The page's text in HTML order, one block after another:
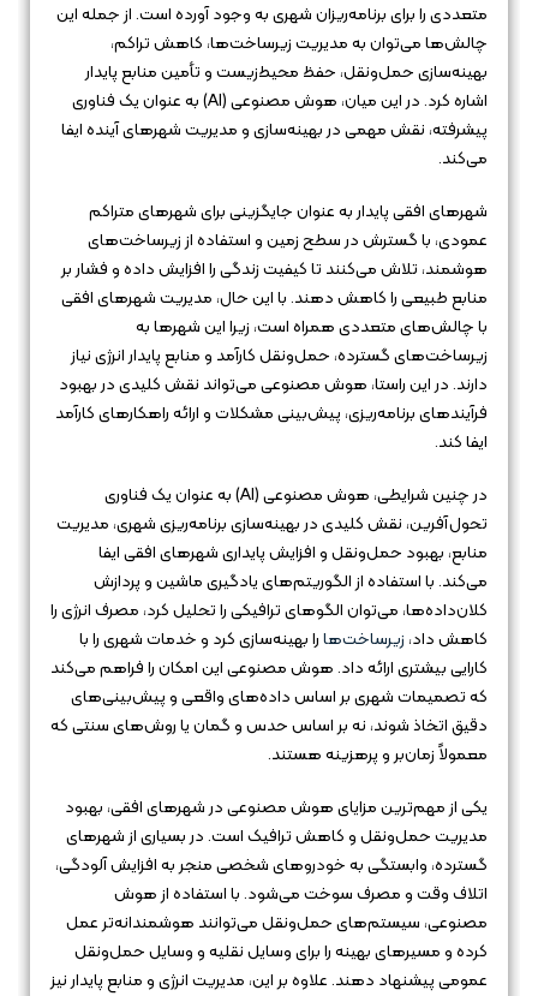
متعددی را برای برنامه‌ریزان شهری به وجود آورده است. از جمله این
چالش‌ها می‌توان به مدیریت زیرساخت‌ها، کاهش تراکم،
بهینه‌سازی حمل‌ونقل، حفظ محیط‌زیست و تأمین منابع پایدار
اشاره کرد. در این میان، هوش مصنوعی (AI) به عنوان یک فناوری
پیشرفته، نقش مهمی در بهینه‌سازی و مدیریت شهرهای آینده ایفا
می‌کند.
شهرهای افقی پایدار به عنوان جایگزینی برای شهرهای متراکم
عمودی، با گسترش در سطح زمین و استفاده از زیرساخت‌های
هوشمند، تلاش می‌کنند تا کیفیت زندگی را افزایش داده و فشار بر
منابع طبیعی را کاهش دهند. با این حال، مدیریت شهرهای افقی
با چالش‌های متعددی همراه است، زیرا این شهرها به
زیرساخت‌های گسترده، حمل‌ونقل کارآمد و منابع پایدار انرژی نیاز
دارند. در این راستا، هوش مصنوعی می‌تواند نقش کلیدی در بهبود
فرآیندهای برنامه‌ریزی، پیش‌بینی مشکلات و ارائه راهکارهای کارآمد
ایفا کند.
در چنین شرایطی، هوش مصنوعی (AI) به عنوان یک فناوری
تحول‌آفرین، نقش کلیدی در بهینه‌سازی برنامه‌ریزی شهری، مدیریت
منابع، بهبود حمل‌ونقل و افزایش پایداری شهرهای افقی ایفا
می‌کند. با استفاده از الگوریتم‌های یادگیری ماشین و پردازش
کلان‌داده‌ها، می‌توان الگوهای ترافیکی را تحلیل کرد، مصرف انرژی را
کاهش داد، زیرساخت‌هارا بهینه‌سازی کرد و خدمات شهری را با
کارایی بیشتری ارائه داد. هوش مصنوعی این امکان را فراهم می‌کند
که تصمیمات شهری بر اساس داده‌های واقعی و پیش‌بینی‌های
دقیق اتخاذ شوند، نه بر اساس حدس و گمان یا روش‌های سنتی که
معمولاً زمان‌بر و پرهزینه هستند.
یکی از مهم‌ترین مزایای هوش مصنوعی در شهرهای افقی، بهبود
مدیریت حمل‌ونقل و کاهش ترافیک است. در بسیاری از شهرهای
گسترده، وابستگی به خودروهای شخصی منجر به افزایش آلودگی،
اتلاف وقت و مصرف سوخت می‌شود. با استفاده از هوش
مصنوعی، سیستم‌های حمل‌ونقل می‌توانند هوشمندانه‌تر عمل
کرده و مسیرهای بهینه را برای وسایل نقلیه و وسایل حمل‌ونقل
عمومی پیشنهاد دهند. علاوه بر این، مدیریت انرژی و منابع پایدار نیز